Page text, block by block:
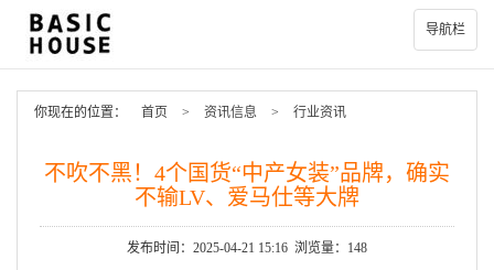
导航栏
你现在的位置： 首页 > 资讯信息 > 行业资讯
不吹不黑！4个国货“中产女装”品牌，确实
不输LV、爱马仕等大牌
发布时间：2025-04-21 15:16 浏览量：148